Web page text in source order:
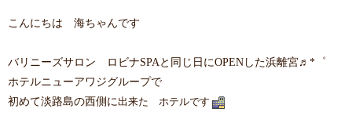
こんにちは 海ちゃんです
バリニーズサロン ロビナSPAと同じ日にOPENした浜離宮♬*゜
ホテルニューアワジグループで
初めて淡路島の西側に出来た ホテルです